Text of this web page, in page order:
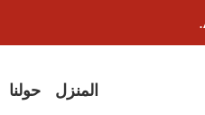
المنزل حولنا